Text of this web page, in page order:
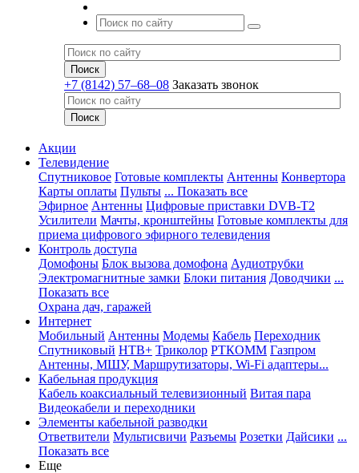
+7 (8142) 57–68–08 Заказать звонок
Акции
Телевидение
Спутниковое Готовые комплекты Антенны Конвертора
Карты оплаты Пульты ... Показать все
Эфирное Антенны Цифровые приставки DVB-T2
Усилители Мачты, кронштейны Готовые комплекты для
приема цифрового эфирного телевидения
Контроль доступа
Домофоны Блок вызова домофона Аудиотрубки
Электромагнитные замки Блоки питания Доводчики ...
Показать все
Охрана дач, гаражей
Интернет
Мобильный Антенны Модемы Кабель Переходник
Спутниковый НТВ+ Триколор РТКОММ Газпром
Антенны, МШУ, Маршрутизаторы, Wi-Fi адаптеры...
Кабельная продукция
Кабель коаксиальный телевизионный Витая пара
Видеокабели и переходники
Элементы кабельной разводки
Ответвители Мультисвичи Разъемы Розетки Дайсики ...
Показать все
Еще